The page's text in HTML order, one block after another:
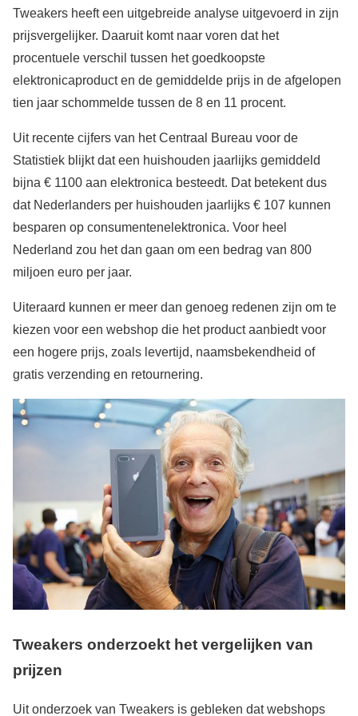
Tweakers heeft een uitgebreide analyse uitgevoerd in zijn
prijsvergelijker. Daaruit komt naar voren dat het
procentuele verschil tussen het goedkoopste
elektronicaproduct en de gemiddelde prijs in de afgelopen
tien jaar schommelde tussen de 8 en 11 procent.
Uit recente cijfers van het Centraal Bureau voor de
Statistiek blijkt dat een huishouden jaarlijks gemiddeld
bijna € 1100 aan elektronica besteedt. Dat betekent dus
dat Nederlanders per huishouden jaarlijks € 107 kunnen
besparen op consumentenelektronica. Voor heel
Nederland zou het dan gaan om een bedrag van 800
miljoen euro per jaar.
Uiteraard kunnen er meer dan genoeg redenen zijn om te
kiezen voor een webshop die het product aanbiedt voor
een hogere prijs, zoals levertijd, naamsbekendheid of
gratis verzending en retournering.
Tweakers onderzoekt het vergelijken van
prijzen
Uit onderzoek van Tweakers is gebleken dat webshops